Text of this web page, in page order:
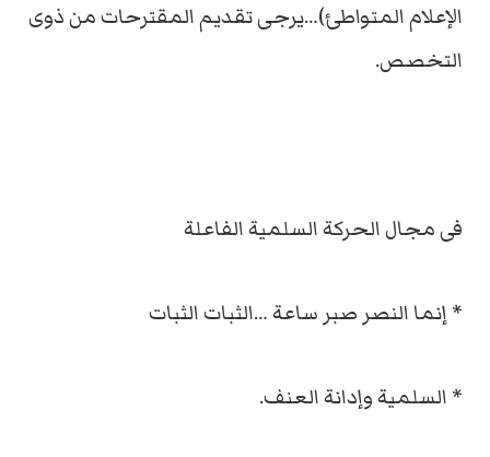
الإعلام المتواطئ)…يرجى تقديم المقترحات من ذوى
التخصص.
فى مجال الحركة السلمية الفاعلة
* إنما النصر صبر ساعة …الثبات الثبات
* السلمية وإدانة العنف.